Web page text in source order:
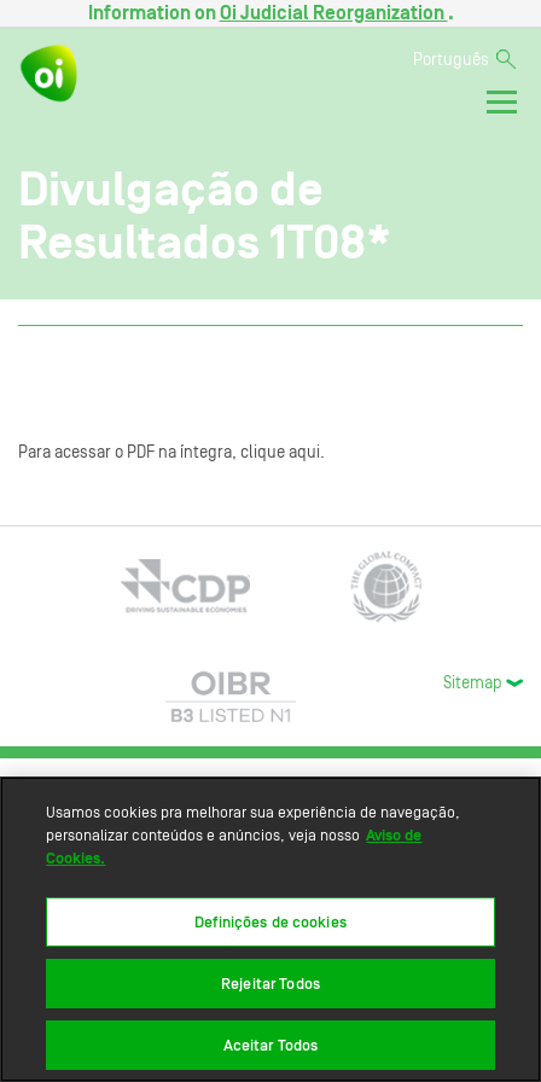
Information onOi Judicial Reorganization .
Português
Divulgação de
Resultados 1T08*
Para acessar o PDF na íntegra, clique aqui.
Sitemap
Usamos cookies pra melhorar sua experiência de navegação,
personalizar conteúdos e anúncios, veja nosso Aviso de
Cookies.
Definições de cookies
Rejeitar Todos
Aceitar Todos